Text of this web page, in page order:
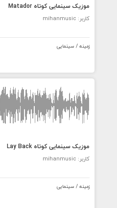
موزیک سینمایی کوتاه Matador
کاربر: mihanmusic
زمینه / سینمایی
موزیک سینمایی کوتاه Lay Back
کاربر: mihanmusic
زمینه / سینمایی